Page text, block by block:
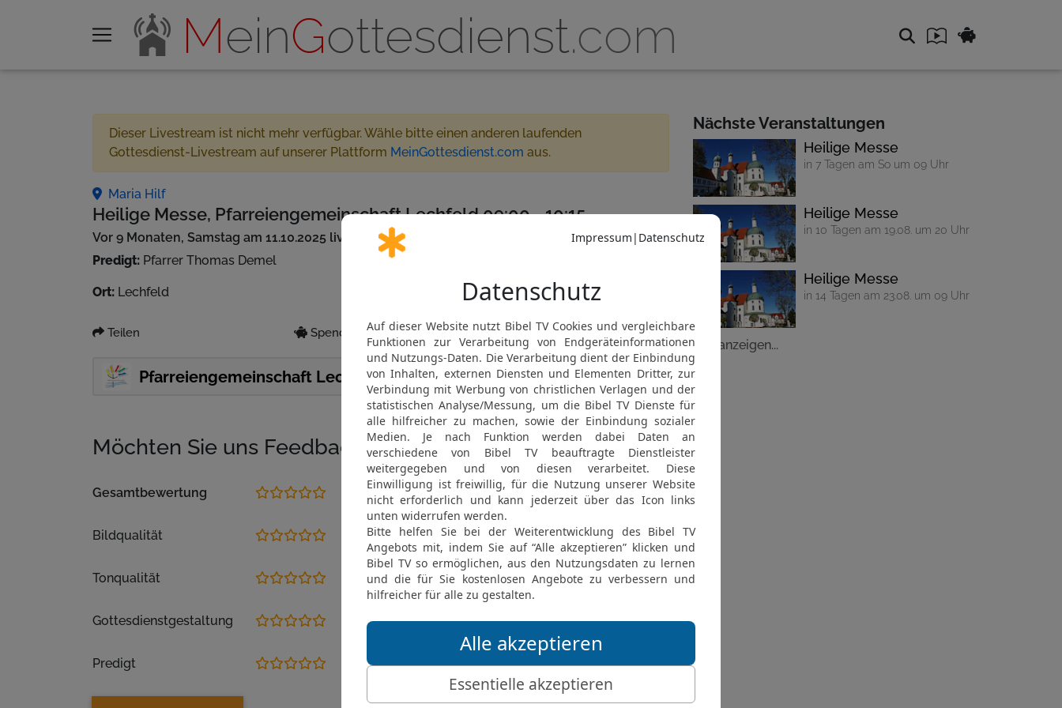
MeinGottesdienst.com
Dieser Livestream ist nicht mehr verfügbar. Wähle bitte einen anderen laufenden
Gottesdienst-Livestream auf unserer Plattform MeinGottesdienst.com aus.
Maria Hilf
Heilige Messe, Pfarreiengemeinschaft Lechfeld 09:00 - 10:15
Vor 9 Monaten, Samstag am 11.10.2025 live gestreamt
Predigt: Pfarrer Thomas Demel
Ort: Lechfeld
Teilen Spenden für MeinGottesdienst.com
Pfarreiengemeinschaft Lechfeld Gemeinde abonnieren
Möchten Sie uns Feedback geben?
Gesamtbewertung
Bildqualität
Tonqualität
Gottesdienstgestaltung
Predigt
Nächste Veranstaltungen
Heilige Messe
in 7 Tagen am So um 09 Uhr
Heilige Messe
in 10 Tagen am 19.08. um 20 Uhr
Heilige Messe
in 14 Tagen am 23.08. um 09 Uhr
alle anzeigen...